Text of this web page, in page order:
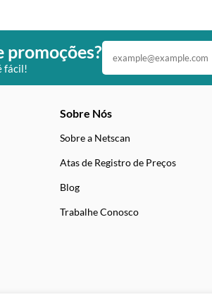
promoções?
fácil!
Sobre Nós
Sobre a Netscan
Atas de Registro de Preços
Blog
Trabalhe Conosco